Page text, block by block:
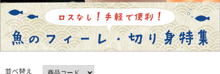
並べ替え